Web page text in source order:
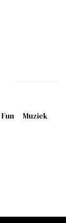
Fun Muziek